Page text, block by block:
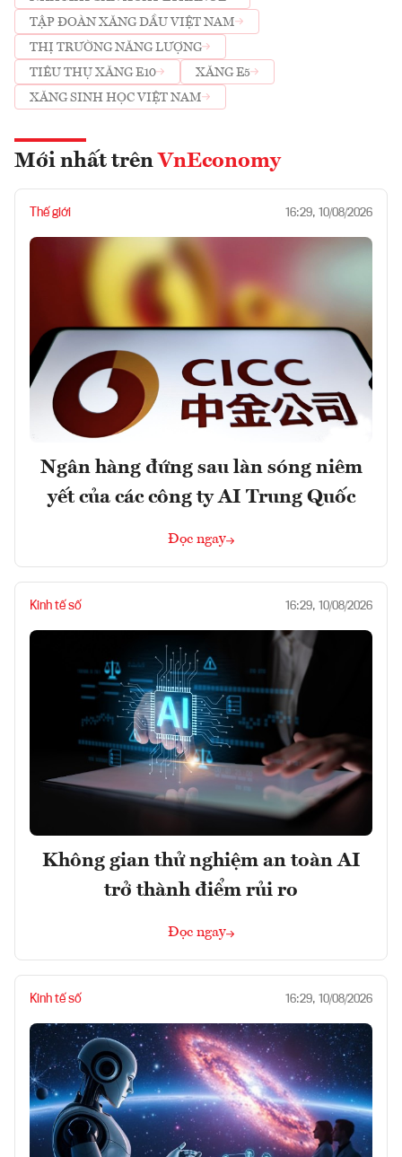
TẬP ĐOÀN XĂNG DẦU VIỆT NAM
THỊ TRƯỜNG NĂNG LƯỢNG
TIÊU THỤ XĂNG E10
XĂNG E5
XĂNG SINH HỌC VIỆT NAM
Mới nhất trên VnEconomy
Thế giới 16:29, 10/08/2026
Ngân hàng đứng sau làn sóng niêm
yết của các công ty AI Trung Quốc
Đọc ngay
Kinh tế số 16:29, 10/08/2026
Không gian thử nghiệm an toàn AI
trở thành điểm rủi ro
Đọc ngay
Kinh tế số 16:29, 10/08/2026